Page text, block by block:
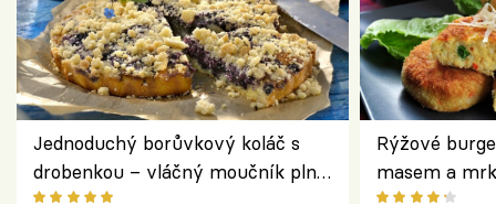
Jednoduchý borůvkový koláč s
drobenkou – vláčný moučník plný
Rýžové
masem a